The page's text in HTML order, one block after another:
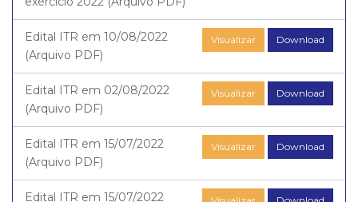
Visualizar Download
Edital ITR em 10/08/2022
(Arquivo PDF)
Visualizar Download
Edital ITR em 02/08/2022
(Arquivo PDF)
Visualizar Download
Edital ITR em 15/07/2022
(Arquivo PDF)
Edital ITR em 15/07/2022